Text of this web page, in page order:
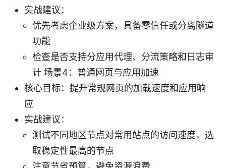
实战建议：
优先考虑企业级方案，具备零信任或分离隧道
功能
检查是否支持分应用代理、分流策略和日志审
计 场景4：普通网页与应用加速
核心目标：提升常规网页的加载速度和应用响
应
实战建议：
测试不同地区节点对常用站点的访问速度，选
取稳定性最高的节点